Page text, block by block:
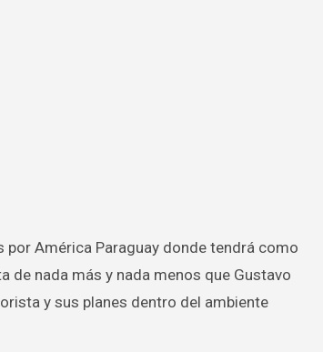
de nada más y nada menos que Gustavo
y sus planes dentro del ambiente